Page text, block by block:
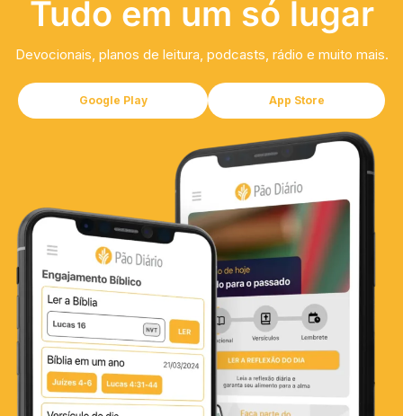
Tudo em um só lugar
Devocionais, planos de leitura, podcasts, rádio e muito mais.
Google Play App Store